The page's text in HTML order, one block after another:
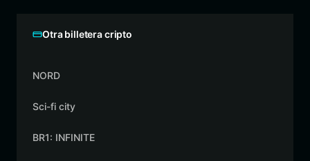
Otra billetera cripto
NORD
Sci-fi city
BR1: INFINITE